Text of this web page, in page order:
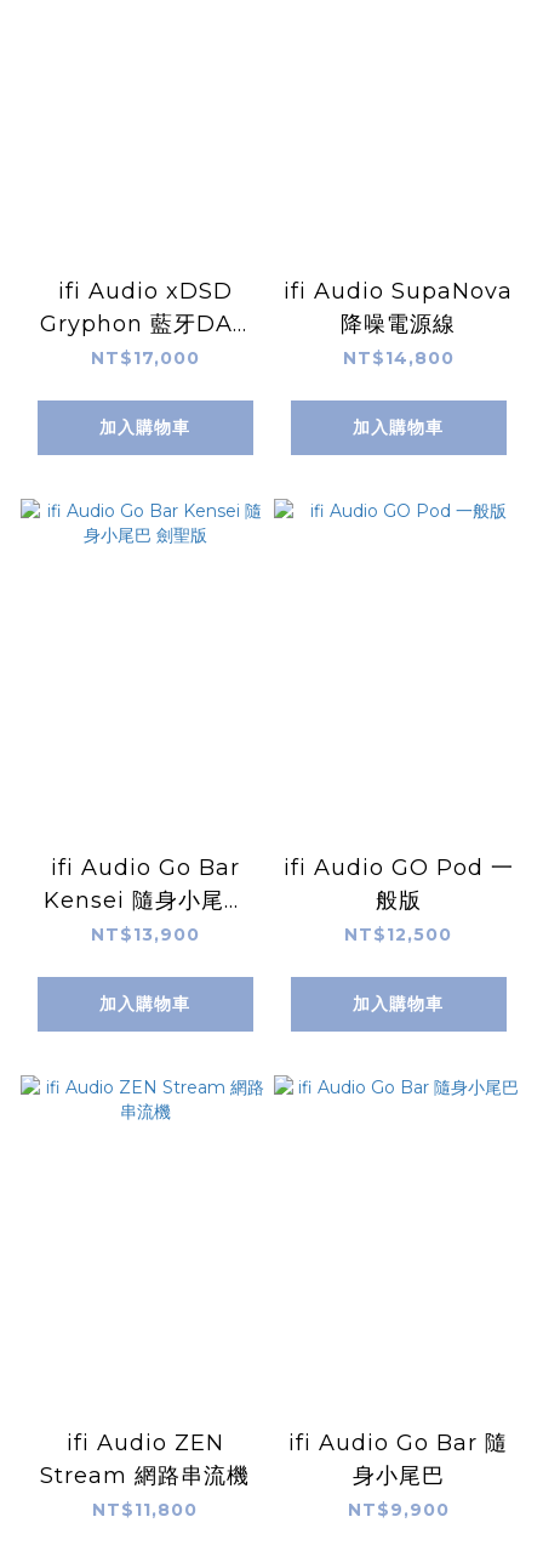
ifi Audio xDSD
Gryphon 藍牙DAC
耳擴
NT$17,000
加入購物車
ifi Audio SupaNova
降噪電源線
NT$14,800
加入購物車
ifi Audio Go Bar
Kensei 隨身小尾巴
劍聖版
NT$13,900
加入購物車
ifi Audio GO Pod 一
般版
NT$12,500
加入購物車
ifi Audio ZEN
Stream 網路串流機
NT$11,800
ifi Audio Go Bar 隨
身小尾巴
NT$9,900